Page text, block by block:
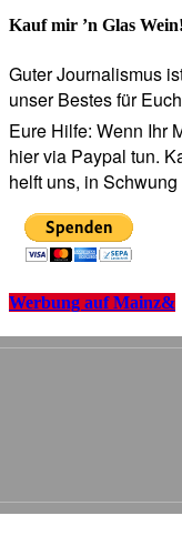
Kauf mir ’n Glas Wein!
Guter Journalismus
unser Bestes für
Eure Hilfe: Wenn Ihr
hier via Paypal tun.
helft uns, in
Werbung auf Mainz&